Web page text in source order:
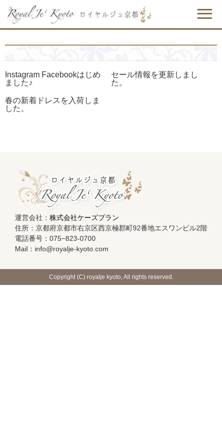
Instagram Facebookはじめ
ました♪
セール情報を更新しまし
た。
春の新着ドレスを入荷しま
した。
運営会社： 株式会社ケーズプラン
住所：京都府京都市右京区西京極郡町92番地エスワンビル2階
電話番号：075−823-0700
Mail：info@royalje-kyoto.com
Copyright (C) royalje kyoto, All rights reserved.